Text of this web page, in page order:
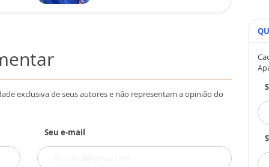
exclusiva de seus autores e não representam a opinião do
Seu e-mail